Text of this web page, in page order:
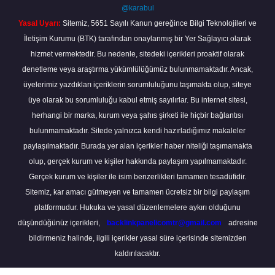
@karabul
Yasal Uyarı: Sitemiz, 5651 Sayılı Kanun gereğince Bilgi Teknolojileri ve
İletişim Kurumu (BTK) tarafından onaylanmış bir Yer Sağlayıcı olarak
hizmet vermektedir. Bu nedenle, sitedeki içerikleri proaktif olarak
denetleme veya araştırma yükümlülüğümüz bulunmamaktadır. Ancak,
üyelerimiz yazdıkları içeriklerin sorumluluğunu taşımakta olup, siteye
üye olarak bu sorumluluğu kabul etmiş sayılırlar. Bu internet sitesi,
herhangi bir marka, kurum veya şahıs şirketi ile hiçbir bağlantısı
bulunmamaktadır. Sitede yalnızca kendi hazırladığımız makaleler
paylaşılmaktadır. Burada yer alan içerikler haber niteliği taşımamakta
olup, gerçek kurum ve kişiler hakkında paylaşım yapılmamaktadır.
Gerçek kurum ve kişiler ile isim benzerlikleri tamamen tesadüfidir.
Sitemiz, kar amacı gütmeyen ve tamamen ücretsiz bir bilgi paylaşım
platformudur. Hukuka ve yasal düzenlemelere aykırı olduğunu
düşündüğünüz içerikleri,
backlinkpanelicomtr@gmail.com
adresine
bildirmeniz halinde, ilgili içerikler yasal süre içerisinde sitemizden
kaldırılacaktır.